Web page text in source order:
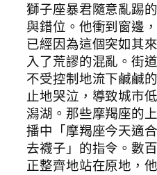
獅子座暴君隨意亂踢
與錯位。他衝到窗邊
已經因為這個突如其
入了荒謬的混亂。街
不受控制地流下鹹鹹
止地哭泣，導致城市
潟湖。那些摩羯座的
播中「摩羯座今天適
去襪子」的指令。數
正整齊地站在原地，